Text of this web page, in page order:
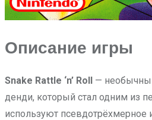
Описание игры
Snake Rattle ‘n’ Roll —
денди, который стал одним из
используют псевдотрёхмерное